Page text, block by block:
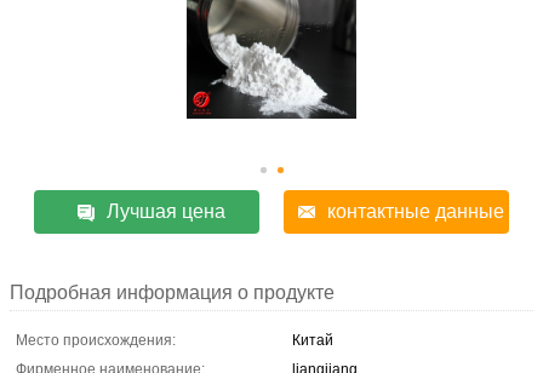
Лучшая цена контактные данные
Подробная информация о продукте
Место происхождения:
Китай
Фирменное наименование:
liangjiang